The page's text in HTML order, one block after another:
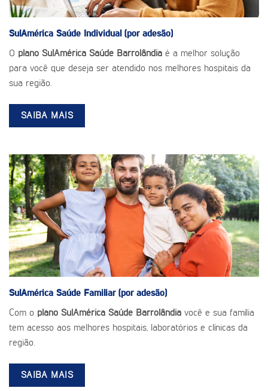
SulAmérica Saúde Individual (por adesão)
O plano SulAmérica Saúde Barrolândia é a melhor solução
para você que deseja ser atendido nos melhores hospitais da
sua região.
SAIBA MAIS
SulAmérica Saúde Familiar (por adesão)
Com o plano SulAmérica Saúde Barrolândia você e sua família
tem acesso aos melhores hospitais, laboratórios e clínicas da
região.
SAIBA MAIS